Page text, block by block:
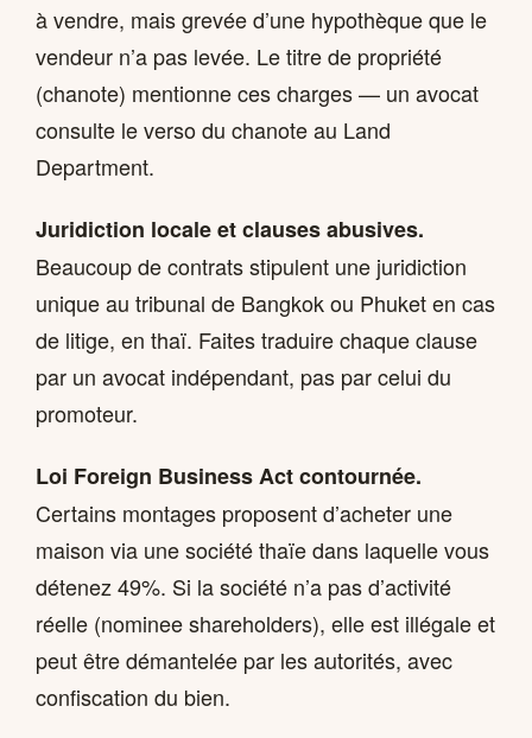
à vendre, mais grevée d’une hypothèque que le
vendeur n’a pas levée. Le titre de propriété
(chanote) mentionne ces charges — un avocat
consulte le verso du chanote au Land
Department.
Juridiction locale et clauses abusives.
Beaucoup de contrats stipulent une juridiction
unique au tribunal de Bangkok ou Phuket en cas
de litige, en thaï. Faites traduire chaque clause
par un avocat indépendant, pas par celui du
promoteur.
Loi Foreign Business Act contournée.
Certains montages proposent d’acheter une
maison via une société thaïe dans laquelle vous
détenez 49%. Si la société n’a pas d’activité
réelle (nominee shareholders), elle est illégale et
peut être démantelée par les autorités, avec
confiscation du bien.